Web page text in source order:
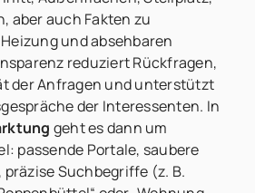
aber auch Fakten zu
Heizung und absehbaren
reduziert Rückfragen,
der Anfragen und unterstützt
der Interessenten. In
geht es dann um
passende Portale, saubere
Suchbegriffe (z. B.